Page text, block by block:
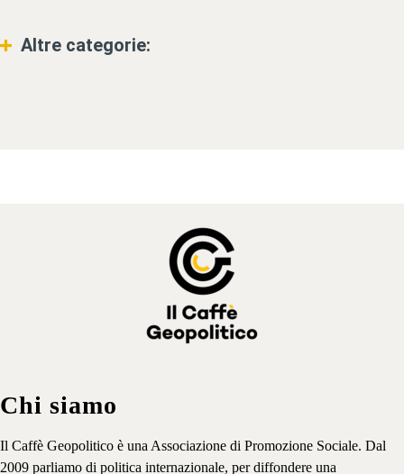
Altre categorie:
Chi siamo
Il Caffè Geopolitico è una Associazione di Promozione Sociale. Dal
2009 parliamo di politica internazionale, per diffondere una